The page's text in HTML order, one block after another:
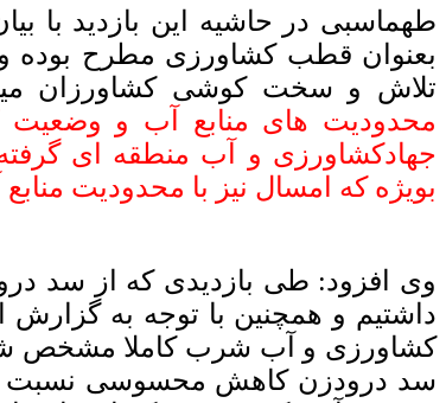
طهماسبی در حاشیه این بازدید با
بعنوان قطب کشاورزی مطرح بوده
تلاش و سخت کوشی کشاورزان
محدودیت های منابع آب و وضعیت
جهادکشاورزی و آب منطقه ای
بویژه که امسال نیز با محدودیت
وی افزود: طی بازدیدی که از سد
داشتیم و همچنین با توجه به
کشاورزی و آب شرب کاملا مشخص
سد درودزن کاهش محسوسی نسبت